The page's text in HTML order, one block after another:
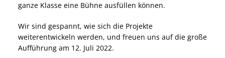
ganze Klasse eine Bühne ausfüllen können.
Wir sind gespannt, wie sich die Projekte
weiterentwickeln werden, und freuen uns auf die große
Aufführung am 12. Juli 2022.